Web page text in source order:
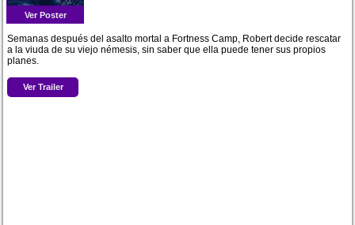
Ver Poster
Semanas después del asalto mortal a Fortness Camp, Robert decide rescatar
a la viuda de su viejo némesis, sin saber que ella puede tener sus propios
planes.
Ver Trailer